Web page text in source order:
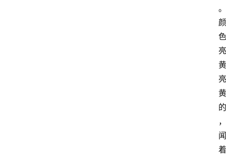
。
颜
色
亮
黄
亮
黄
的
，
闻
着